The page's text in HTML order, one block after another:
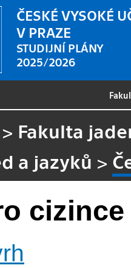
ČESKÉ VYSOKÉ
V PRAZE
STUDIJNÍ PLÁNY
2025/2026
> Fakulta
a jazyků >